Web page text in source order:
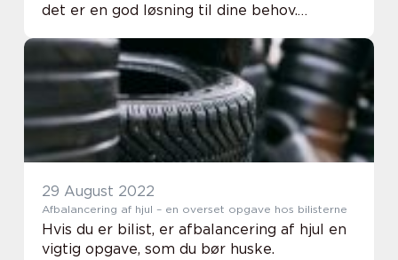
det er en god løsning til dine behov.
til at installere tagpap i Nordsjælla...
29 August 2022
Afbalancering af hjul – en overset opgave hos bilisterne
Hvis du er bilist, er afbalancering af hjul en
vigtig opgave, som du bør huske.